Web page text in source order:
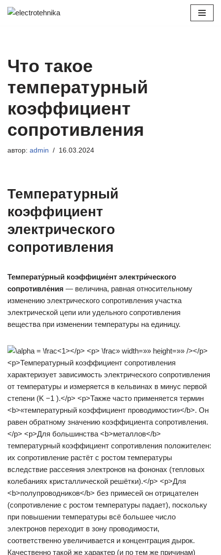
Что такое
температурный
коэффициент
сопротивления
автор: admin 16.03.2024
Температурный
коэффициент
электрического
сопротивления
Температу́рный коэффицие́нт электри́ческого
сопротивле́ния — величина, равная относительному
изменению электрического сопротивления участка
электрической цепи или удельного сопротивления
вещества при изменении температуры на единицу.